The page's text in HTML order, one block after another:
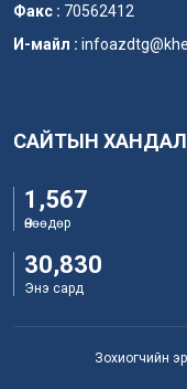
Факс : 70562412
И-майл :
САЙТЫН
1,567
Өнөөдөр
30,830
Энэ сард
Зохиогчийн